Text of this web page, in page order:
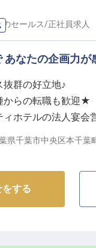
のセールス/正社員求人
あなたの企画力が
群の好立地♪
からの転職も歓迎★
ィホテルの法人宴
が可能！
葉線「千葉中央」
県千葉市中央区本千葉
する